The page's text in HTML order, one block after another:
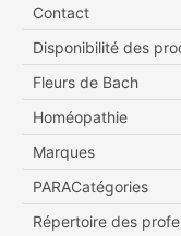
Contact
Disponibilité des
Fleurs de Bach
Homéopathie
Marques
PARACatégories
Répertoire des